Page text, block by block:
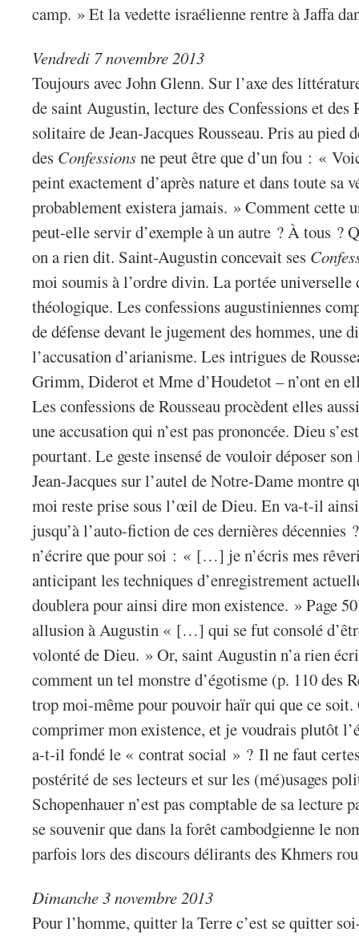
camp. » Et la vedette israélienne rentre à Jaffa
Vendredi 7 novembre 2013
Toujours avec John Glenn. Sur l’axe des
de saint Augustin, lecture des Confessions et des
solitaire de Jean-Jacques Rousseau. Pris au
des Confessionsne peut être que d’un fou : «
peint exactement d’après nature et dans toute sa
probablement existera jamais. » Comment cette
peut-elle servir d’exemple à un autre ? À tous ?
on a rien dit. Saint-Augustin concevait ses
moi soumis à l’ordre divin. La portée universelle
théologique. Les confessions augustiniennes
de défense devant le jugement des hommes, une
l’accusation d’arianisme. Les intrigues de
Grimm, Diderot et Mme d’Houdetot – n’ont en
Les confessions de Rousseau procèdent elles
une accusation qui n’est pas prononcée. Dieu
pourtant. Le geste insensé de vouloir déposer
Jean-Jacques sur l’autel de Notre-Dame montre
moi reste prise sous l’œil de Dieu. En va-t-il
jusqu’à l’auto-fiction de ces dernières décennies
n’écrire que pour soi : « […] je n’écris mes
anticipant les techniques d’enregistrement
doublera pour ainsi dire mon existence. » Page
allusion à Augustin « […] qui se fut consolé
volonté de Dieu. » Or, saint Augustin n’a rien
comment un tel monstre d’égotisme (p. 110
trop moi-même pour pouvoir haïr qui que ce soit.
comprimer mon existence, et je voudrais plutôt
a-t-il fondé le « contrat social » ? Il ne faut
postérité de ses lecteurs et sur les (mé)usages
Schopenhauer n’est pas comptable de sa
se souvenir que dans la forêt cambodgienne le
parfois lors des discours délirants des Khmers
Dimanche 3 novembre 2013
Pour l’homme, quitter la Terre c’est se quitter